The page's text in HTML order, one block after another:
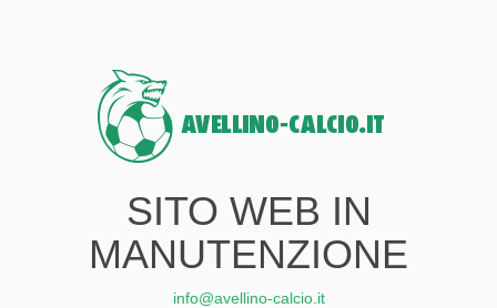
SITO WEB IN
MANUTENZIONE
info@avellino-calcio.it